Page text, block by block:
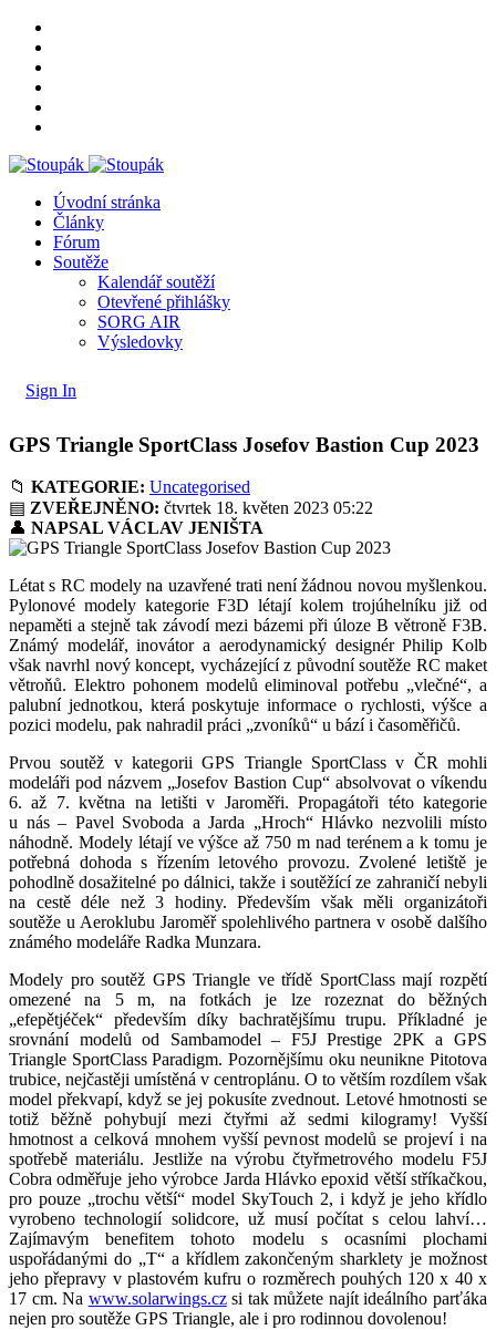
Úvodní stránka
Články
Fórum
Soutěže
Kalendář soutěží
Otevřené přihlášky
SORG AIR
Výsledovky
Sign In
GPS Triangle SportClass Josefov Bastion Cup 2023
📁 KATEGORIE: Uncategorised
▤ ZVEŘEJNĚNO: čtvrtek 18. květen 2023 05:22
👤 NAPSAL VÁCLAV JENIŠTA
Létat s RC modely na uzavřené trati není žádnou novou myšlenkou.
Pylonové modely kategorie F3D létají kolem trojúhelníku již od
nepaměti a stejně tak závodí mezi bázemi při úloze B větroně F3B.
Známý modelář, inovátor a aerodynamický designér Philip Kolb
však navrhl nový koncept, vycházející z původní soutěže RC maket
větroňů. Elektro pohonem modelů eliminoval potřebu „vlečné“, a
palubní jednotkou, která poskytuje informace o rychlosti, výšce a
pozici modelu, pak nahradil práci „zvoníků“ u bází i časoměřičů.
Prvou soutěž v kategorii GPS Triangle SportClass v ČR mohli
modeláři pod názvem „Josefov Bastion Cup“ absolvovat o víkendu
6. až 7. května na letišti v Jaroměři. Propagátoři této kategorie
u nás – Pavel Svoboda a Jarda „Hroch“ Hlávko nezvolili místo
náhodně. Modely létají ve výšce až 750 m nad terénem a k tomu je
potřebná dohoda s řízením letového provozu. Zvolené letiště je
pohodlně dosažitelné po dálnici, takže i soutěžící ze zahraničí nebyli
na cestě déle než 3 hodiny. Především však měli organizátoři
soutěže u Aeroklubu Jaroměř spolehlivého partnera v osobě dalšího
známého modeláře Radka Munzara.
Modely pro soutěž GPS Triangle ve třídě SportClass mají rozpětí
omezené na 5 m, na fotkách je lze rozeznat do běžných
„efepětjéček“ především díky bachratějšímu trupu. Příkladné je
srovnání modelů od Sambamodel – F5J Prestige 2PK a GPS
Triangle SportClass Paradigm. Pozornějšímu oku neunikne Pitotova
trubice, nejčastěji umístěná v centroplánu. O to větším rozdílem však
model překvapí, když se jej pokusíte zvednout. Letové hmotnosti se
totiž běžně pohybují mezi čtyřmi až sedmi kilogramy! Vyšší
hmotnost a celková mnohem vyšší pevnost modelů se projeví i na
spotřebě materiálu. Jestliže na výrobu čtyřmetrového modelu F5J
Cobra odměřuje jeho výrobce Jarda Hlávko epoxid větší stříkačkou,
pro pouze „trochu větší“ model SkyTouch 2, i když je jeho křídlo
vyrobeno technologií solidcore, už musí počítat s celou lahví…
Zajímavým benefitem tohoto modelu s ocasními plochami
uspořádanými do „T“ a křídlem zakončeným sharklety je možnost
jeho přepravy v plastovém kufru o rozměrech pouhých 120 x 40 x
17 cm. Na www.solarwings.czsi tak můžete najít ideálního parťáka
nejen pro soutěže GPS Triangle, ale i pro rodinnou dovolenou!